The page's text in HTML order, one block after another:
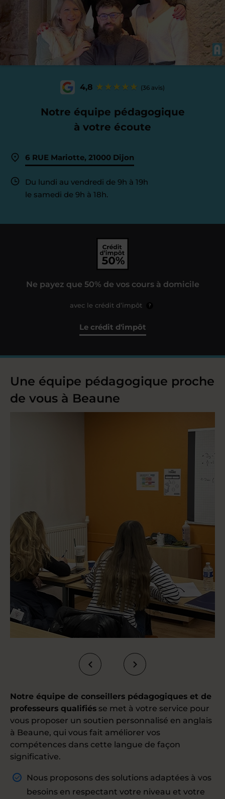
4,8 (36 avis)
Notre équipe pédagogique
à votre écoute
6 RUE Mariotte, 21000 Dijon
Du lundi au vendredi de 9h à 19h
le samedi de 9h à 18h.
Ne payez que 50% de vos cours à domicile
avec le crédit d’impôt ?
Le crédit d'impôt
Une équipe pédagogique proche
de vous à Beaune
Notre équipe de conseillers pédagogiques et de
professeurs qualifiés se met à votre service pour
vous proposer un soutien personnalisé en anglais
à Beaune, qui vous fait améliorer vos
compétences dans cette langue de façon
significative.
Nous proposons des solutions adaptées à vos
besoins en respectant votre niveau et votre